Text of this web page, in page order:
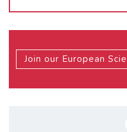
Join our European